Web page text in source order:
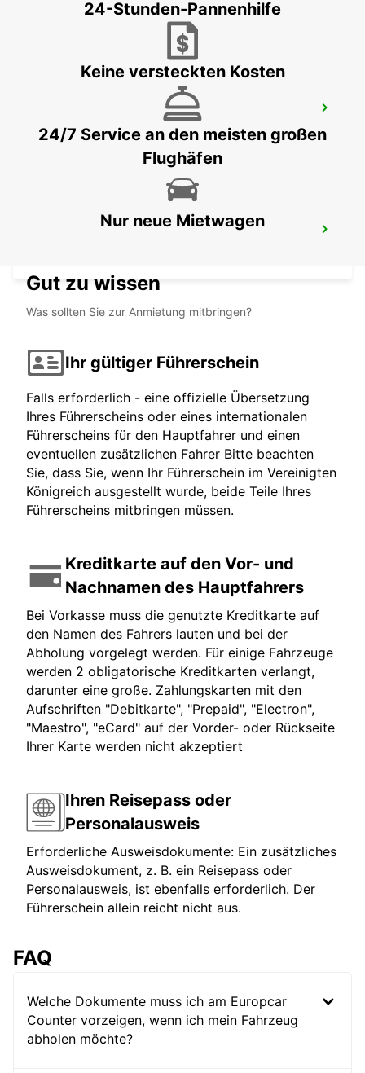
SUVA - FIJI
HERVEY BAY URANGAN
URANGAN - AUSTRALIA
24-Stunden-Pannenhilfe
Keine versteckten Kosten
24/7 Service an den meisten großen
Flughäfen
Nur neue Mietwagen
Gut zu wissen
Was sollten Sie zur Anmietung mitbringen?
Ihr gültiger Führerschein
Falls erforderlich - eine offizielle Übersetzung
Ihres Führerscheins oder eines internationalen
Führerscheins für den Hauptfahrer und einen
eventuellen zusätzlichen Fahrer Bitte beachten
Sie, dass Sie, wenn Ihr Führerschein im Vereinigten
Königreich ausgestellt wurde, beide Teile Ihres
Führerscheins mitbringen müssen.
Kreditkarte auf den Vor- und
Nachnamen des Hauptfahrers
Bei Vorkasse muss die genutzte Kreditkarte auf
den Namen des Fahrers lauten und bei der
Abholung vorgelegt werden. Für einige Fahrzeuge
werden 2 obligatorische Kreditkarten verlangt,
darunter eine große. Zahlungskarten mit den
Aufschriften "Debitkarte", "Prepaid", "Electron",
"Maestro", "eCard" auf der Vorder- oder Rückseite
Ihrer Karte werden nicht akzeptiert
Ihren Reisepass oder
Personalausweis
Erforderliche Ausweisdokumente: Ein zusätzliches
Ausweisdokument, z. B. ein Reisepass oder
Personalausweis, ist ebenfalls erforderlich. Der
Führerschein allein reicht nicht aus.
FAQ
Welche Dokumente muss ich am Europcar
Counter vorzeigen, wenn ich mein Fahrzeug
abholen möchte?